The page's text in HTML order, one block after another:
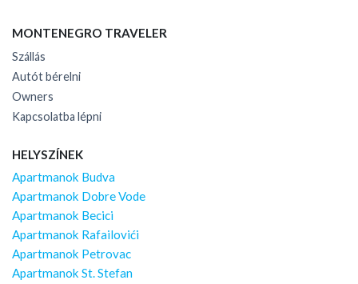
MONTENEGRO TRAVELER
Szállás
Autót bérelni
Owners
Kapcsolatba lépni
HELYSZÍNEK
Apartmanok Budva
Apartmanok Dobre Vode
Apartmanok Becici
Apartmanok Rafailovići
Apartmanok Petrovac
Apartmanok St. Stefan